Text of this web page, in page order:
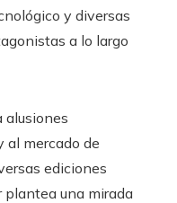
y diversas
a lo largo
alusiones
al mercado de
ediciones
plantea una mirada